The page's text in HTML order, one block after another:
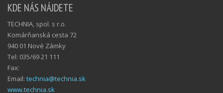
KDE NÁS NÁJDETE
TECHNIA, spol. s r.o.
Komárňanská cesta 72
940 01 Nové Zámky
Tel: 035/69 21 111
Fax:
Email: technia@technia.sk
www.technia.sk